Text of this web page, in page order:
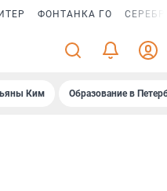
ФОНТАНКА ГО
Ким Образование в